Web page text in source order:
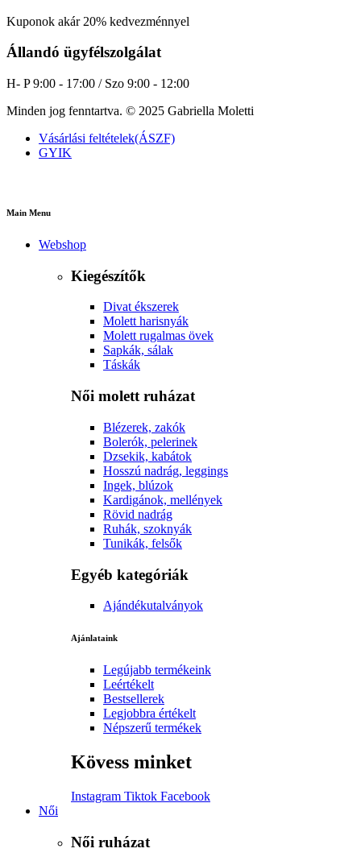
Kuponok akár 20% kedvezménnyel
Állandó ügyfélszolgálat
H- P 9:00 - 17:00 / Szo 9:00 - 12:00
Minden jog fenntartva. © 2025 Gabriella Moletti
Vásárlási feltételek(ÁSZF)
GYIK
Main Menu
Webshop
Kiegészítők
Divat ékszerek
Molett harisnyák
Molett rugalmas övek
Sapkák, sálak
Táskák
Női molett ruházat
Blézerek, zakók
Bolerók, pelerinek
Dzsekik, kabátok
Hosszú nadrág, leggings
Ingek, blúzok
Kardigánok, mellények
Rövid nadrág
Ruhák, szoknyák
Tunikák, felsők
Egyéb kategóriák
Ajándékutalványok
Ajánlataink
Legújabb termékeink
Leértékelt
Bestsellerek
Legjobbra értékelt
Népszerű termékek
Kövess minket
Instagram Tiktok Facebook
Női
Női ruházat